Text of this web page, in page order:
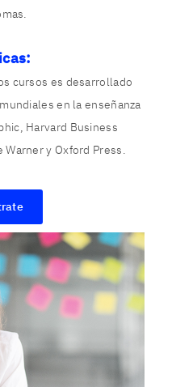
cursos es desarrollado
en la enseñanza
Harvard Business
Warner y Oxford Press.